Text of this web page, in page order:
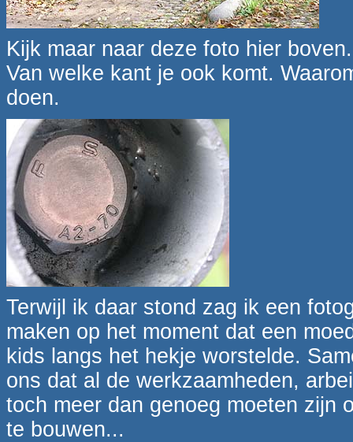
Kijk maar naar deze foto hier
Van welke kant je ook komt.
doen.
Terwijl ik daar stond zag ik een
maken op het moment dat een
kids langs het hekje worstelde.
ons dat al de werkzaamheden,
toch meer dan genoeg moeten zijn
te bouwen...